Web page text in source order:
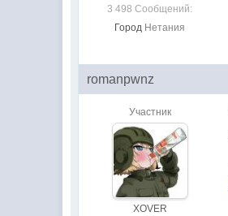
3 498 Сообщений:
Город Нетания
romanpwnz
Участник
XOVER